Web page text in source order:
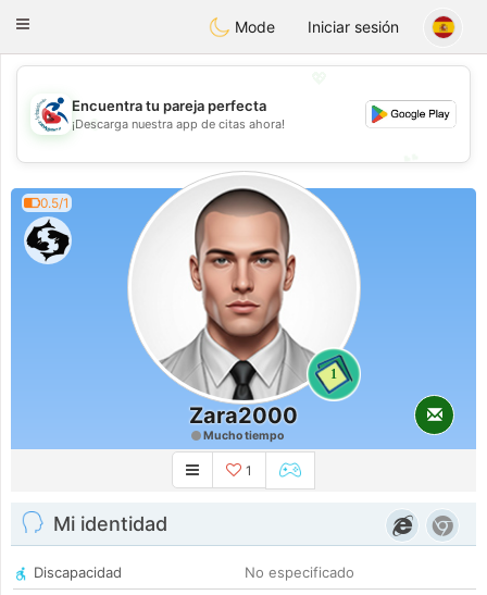
Handi Space
Toggle
Mode Iniciar sesión
💖
💕
Encuentra tu pareja perfecta
¡Descarga nuestra app de citas ahora!
0.5/1
1
Zara2000
Mucho tiempo
1
Mi identidad
Discapacidad
No especificado